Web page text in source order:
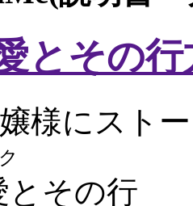
とその
様にスト